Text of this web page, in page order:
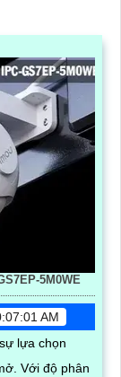
5M0WE
AM
lựa chọn